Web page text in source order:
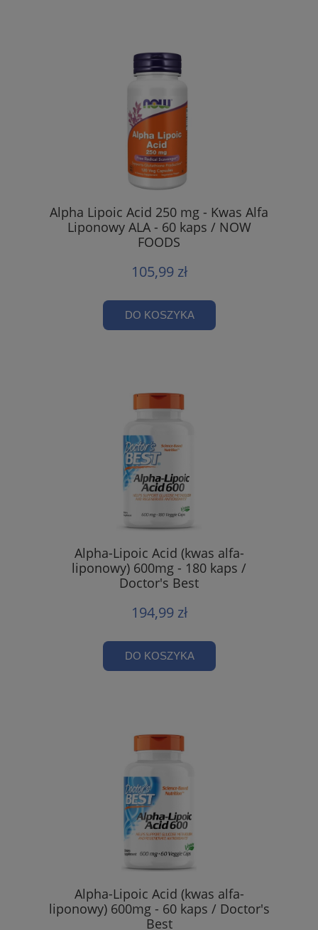
Alpha Lipoic Acid 250 mg - Kwas Alfa
Liponowy ALA - 60 kaps / NOW
FOODS
105,99 zł
DO KOSZYKA
Alpha-Lipoic Acid (kwas alfa-
liponowy) 600mg - 180 kaps /
Doctor's Best
194,99 zł
DO KOSZYKA
Alpha-Lipoic Acid (kwas alfa-
liponowy) 600mg - 60 kaps / Doctor's
Best